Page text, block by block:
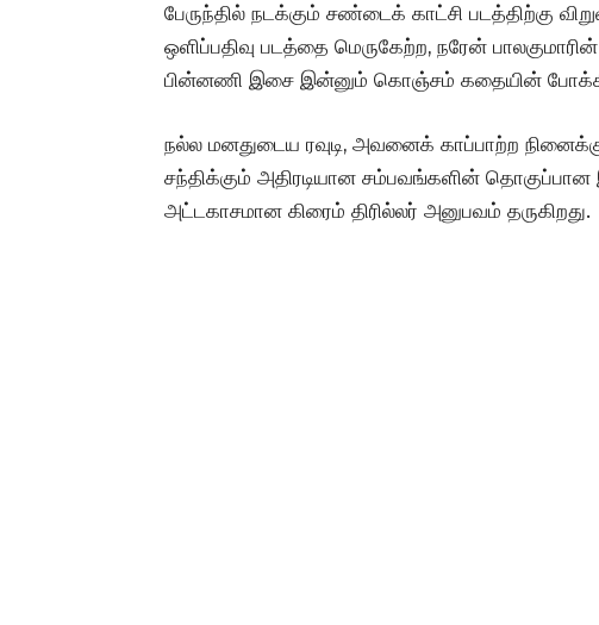
பேருந்தில் நடக்கும் சண்டைக் காட்சி படத்திற்கு
ஒளிப்பதிவு படத்தை மெருகேற்ற, நரேன்
பின்னணி இசை இன்னும் கொஞ்சம் கதையின் போக்கிற்கு
நல்ல மனதுடைய ரவுடி, அவனைக் காப்பாற்ற
சந்திக்கும் அதிரடியான சம்பவங்களின் தொகுப்பான
அட்டகாசமான கிரைம் திரில்லர் அனுபவம் தருகிறது.